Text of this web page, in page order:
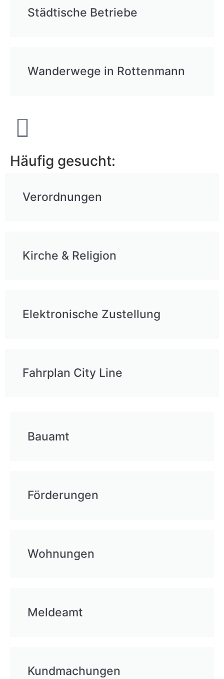
Städtische Betriebe
Wanderwege in Rottenmann
Häufig gesucht:
Verordnungen
Kirche & Religion
Elektronische Zustellung
Fahrplan City Line
Bauamt
Förderungen
Wohnungen
Meldeamt
Kundmachungen